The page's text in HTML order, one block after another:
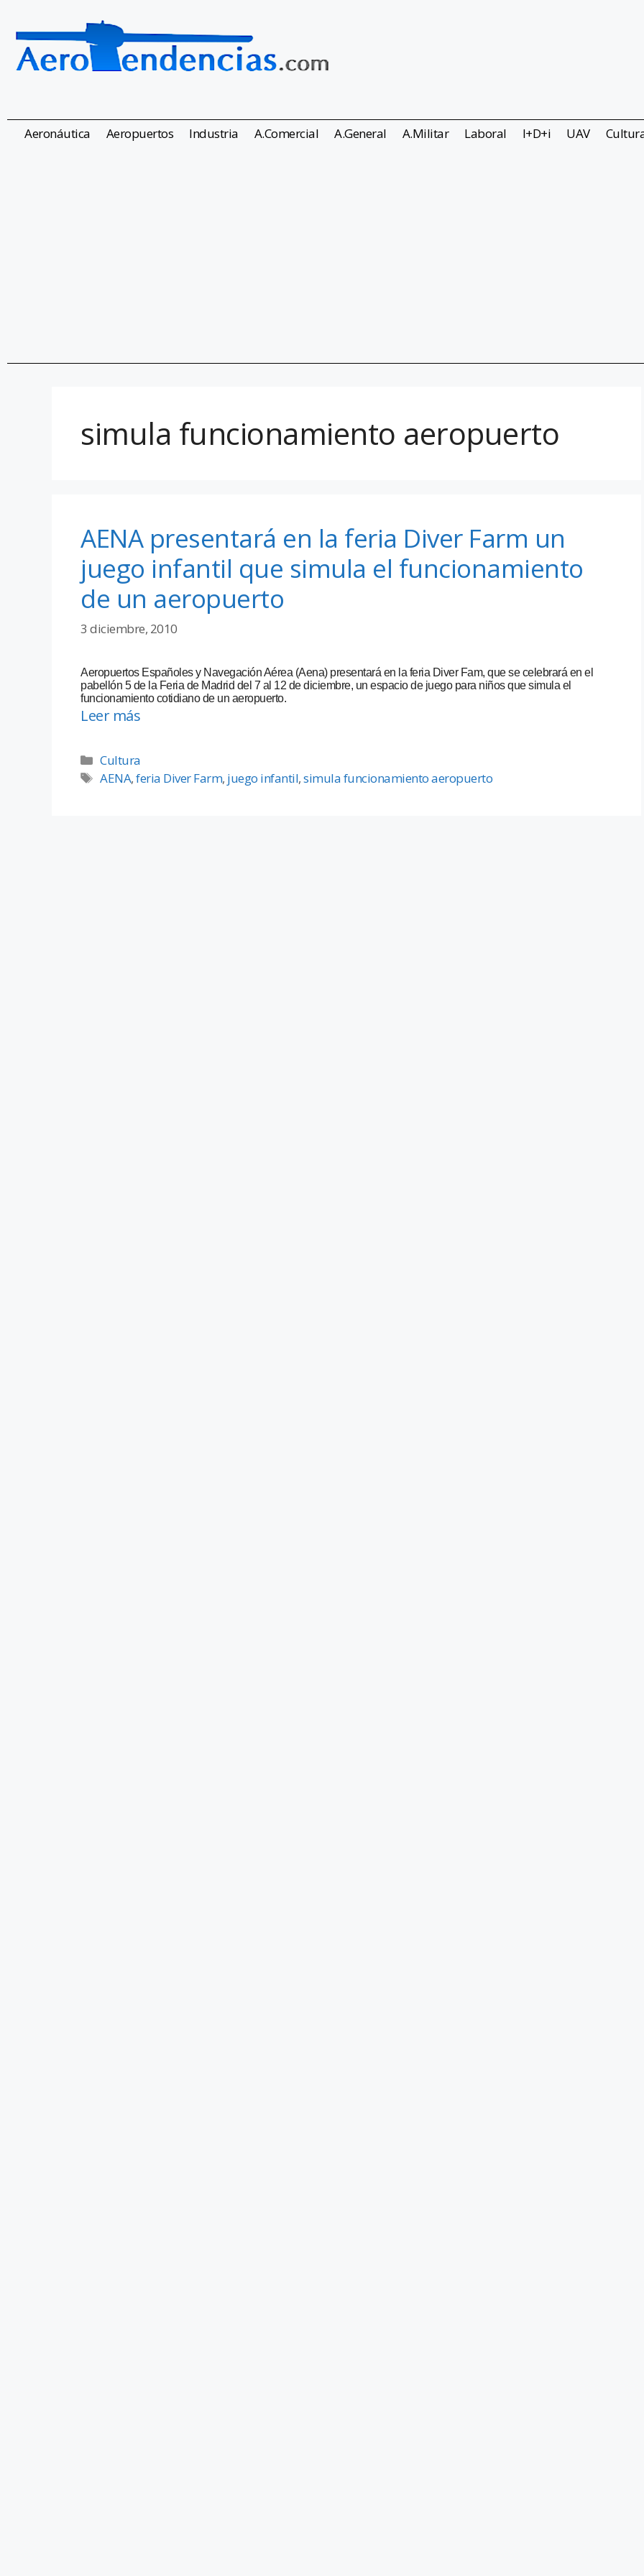
Aeronáutica Aeropuertos Industria A.Comercial A.General A.Militar Laboral I+D+i UAV
simula funcionamiento aeropuerto
AENA presentará en la feria Diver Farm un
juego infantil que simula el funcionamiento
de un aeropuerto
3 diciembre, 2010
Aeropuertos Españoles y Navegación Aérea (Aena) presentará en la feria Diver Fam, que se celebrará en el
pabellón 5 de la Feria de Madrid del 7 al 12 de diciembre, un espacio de juego para niños que simula el
funcionamiento cotidiano de un aeropuerto.
Leer más
Cultura
AENA,feria Diver Farm, juego infantil,simula funcionamiento aeropuerto